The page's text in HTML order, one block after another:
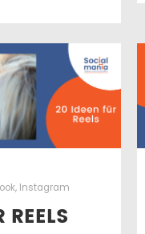
, Instagram